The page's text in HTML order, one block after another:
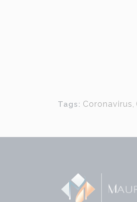
Tags: Coronavirus,